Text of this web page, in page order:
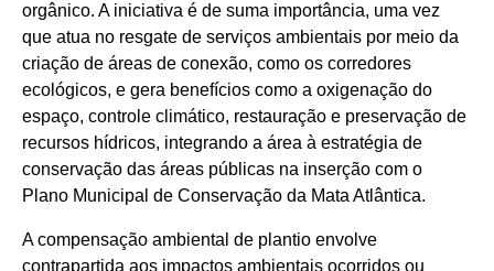
orgânico. A iniciativa é de suma importância, uma vez
que atua no resgate de serviços ambientais por meio da
criação de áreas de conexão, como os corredores
ecológicos, e gera benefícios como a oxigenação do
espaço, controle climático, restauração e preservação de
recursos hídricos, integrando a área à estratégia de
conservação das áreas públicas na inserção com o
Plano Municipal de Conservação da Mata Atlântica.
A compensação ambiental de plantio envolve
contrapartida aos impactos ambientais ocorridos ou